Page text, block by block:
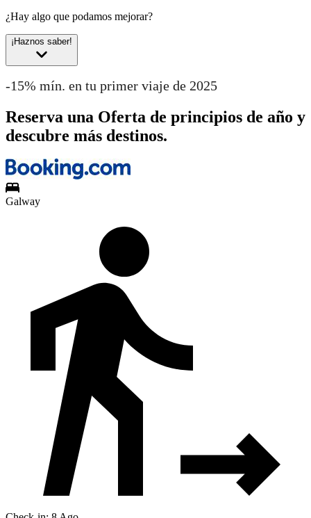
¿Hay algo que podamos mejorar?
¡Haznos saber!
-15% mín. en tu primer viaje de 2025
Reserva una Oferta de principios de año y
descubre más destinos.
Galway